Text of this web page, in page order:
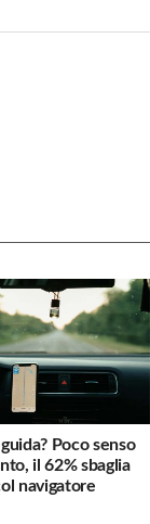
guida? Poco senso
il 62% sbaglia
navigatore